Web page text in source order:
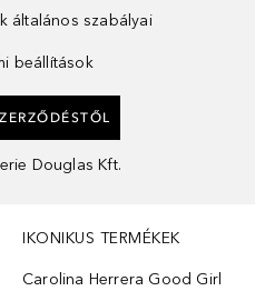
általános szabályai
beállítások
Douglas Kft.
IKONIKUS TERMÉKEK
Carolina Herrera Good Girl